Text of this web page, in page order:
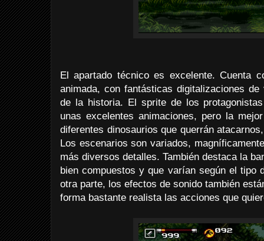
El apartado técnico es excelente. Cuenta
animada, con fantásticas digitalizaciones
de la historia. El sprite de los
unas excelentes animaciones, pero la
diferentes dinosaurios que querrán
Los escenarios son variados,
más diversos detalles. También destaca la
bien compuestos y que varían según el tipo
otra parte, los efectos de sonido también
forma bastante realista las acciones que